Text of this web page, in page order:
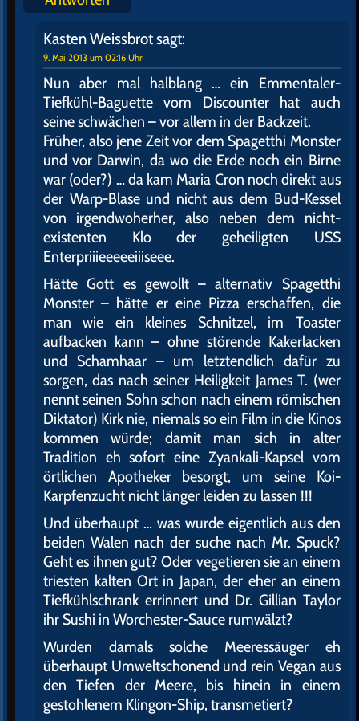
Kasten Weissbrotsagt:
9. Mai 2013 um 02:16 Uhr
Nun aber mal halblang … ein Emmentaler-
Tiefkühl-Baguette vom Discounter hat auch
seine schwächen – vor allem in der Backzeit.
Früher, also jene Zeit vor dem Spagetthi Monster
und vor Darwin, da wo die Erde noch ein Birne
war (oder?) … da kam Maria Cron noch direkt aus
der Warp-Blase und nicht aus dem Bud-Kessel
von irgendwoherher, also neben dem nicht-
existenten Klo der geheiligten USS
Enterpriiieeeeeiiiseee.
Hätte Gott es gewollt – alternativ Spagetthi
Monster – hätte er eine Pizza erschaffen, die
man wie ein kleines Schnitzel, im Toaster
aufbacken kann – ohne störende Kakerlacken
und Schamhaar – um letztendlich dafür zu
sorgen, das nach seiner Heiligkeit James T. (wer
nennt seinen Sohn schon nach einem römischen
Diktator) Kirk nie, niemals so ein Film in die Kinos
kommen würde; damit man sich in alter
Tradition eh sofort eine Zyankali-Kapsel vom
örtlichen Apotheker besorgt, um seine Koi-
Karpfenzucht nicht länger leiden zu lassen !!!
Und überhaupt … was wurde eigentlich aus den
beiden Walen nach der suche nach Mr. Spuck?
Geht es ihnen gut? Oder vegetieren sie an einem
triesten kalten Ort in Japan, der eher an einem
Tiefkühlschrank errinnert und Dr. Gillian Taylor
ihr Sushi in Worchester-Sauce rumwälzt?
Wurden damals solche Meeressäuger eh
überhaupt Umweltschonend und rein Vegan aus
den Tiefen der Meere, bis hinein in einem
gestohlenem Klingon-Ship, transmetiert?